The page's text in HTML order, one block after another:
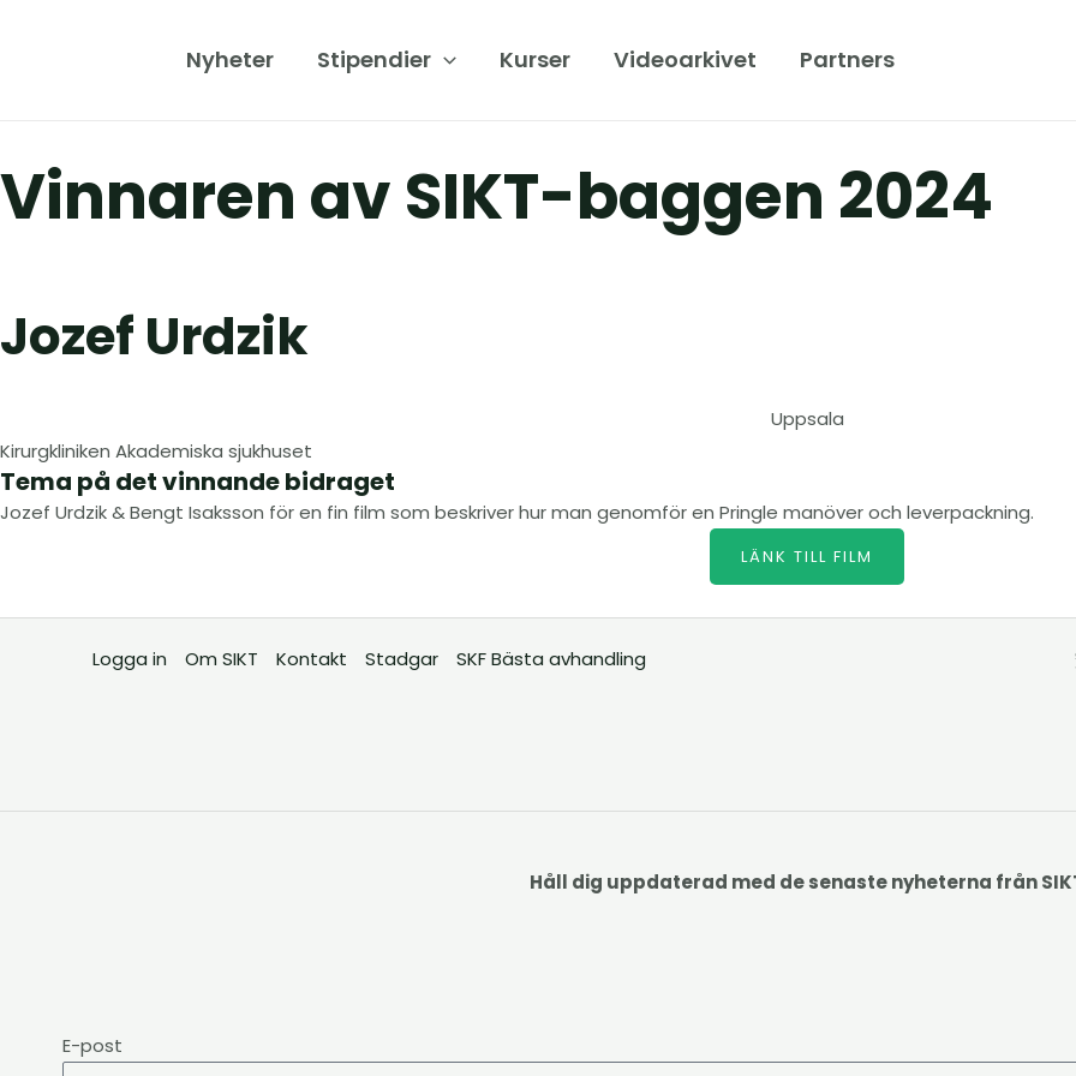
Nyheter Stipendier Kurser Videoarkivet Partners
Vinnaren av SIKT-baggen 2024
Jozef Urdzik
Uppsala
Kirurgkliniken Akademiska sjukhuset
Tema på det vinnande bidraget
Jozef Urdzik & Bengt Isaksson för en fin film som beskriver hur man genomför en Pringle manöver och leverpackning.
LÄNK TILL FILM
Logga in Om SIKT Kontakt Stadgar SKF Bästa avhandling
Håll dig uppdaterad med de senaste nyheterna från
E-post